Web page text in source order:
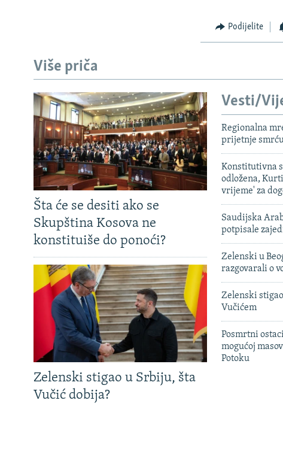
VIŠE OD NASLOVA
POPLAVE I KLIZIŠTA U BIH 2024.
TV LIBERTY
POST SCRIPTUM
MOJA EVROPA
TRI DECENIJE OD RATA U BIH
SVE KARTE DEJTONA
NASTANAK I RASPAD JUGOSLAVIJE
Podijelite
Više priča
Šta će se desiti ako se
Skupština Kosova ne
konstituiše do ponoći?
Zelenski stigao u Srbiju, šta
Vučić dobija?
Vesti/
Regionalna
prijetnje
Konstitutivna
odložena,
vrijeme' za
Saudijska
potpisale
Zelenski u
razgovarali o
Zelenski
Vučićem
Posmrtni
mogućoj
Potoku